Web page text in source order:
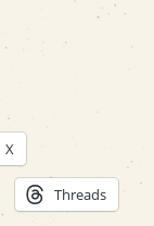
X
Threads